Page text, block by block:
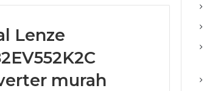
Lenze
murah